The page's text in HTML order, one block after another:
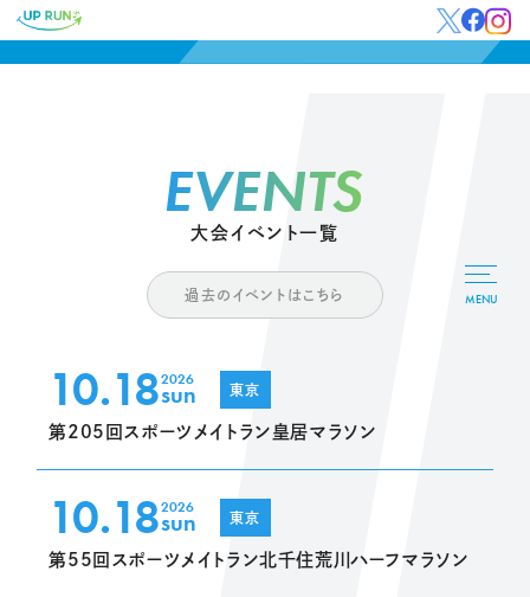
MENU
EVENTS
大会イベント一覧
過去のイベントはこちら
10.182026
sun 東京
第205回スポーツメイトラン皇居マラソン
10.182026
sun 東京
第55回スポーツメイトラン北千住荒川ハーフマラソン